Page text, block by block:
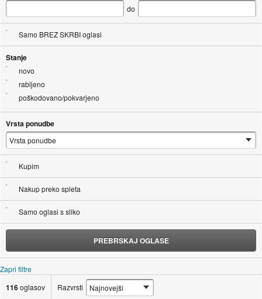
do
Samo BREZ SKRBI oglasi
Stanje
novo
rabljeno
poškodovano/pokvarjeno
Vrsta ponudbe
Kupim
Nakup preko spleta
Samo oglasi s sliko
PREBRSKAJ OGLASE
Zapri filtre
116oglasov Razvrsti